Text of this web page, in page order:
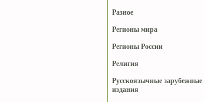
Разное
Регионы мира
Регионы России
Религия
Русскоязычные зарубежные
издания